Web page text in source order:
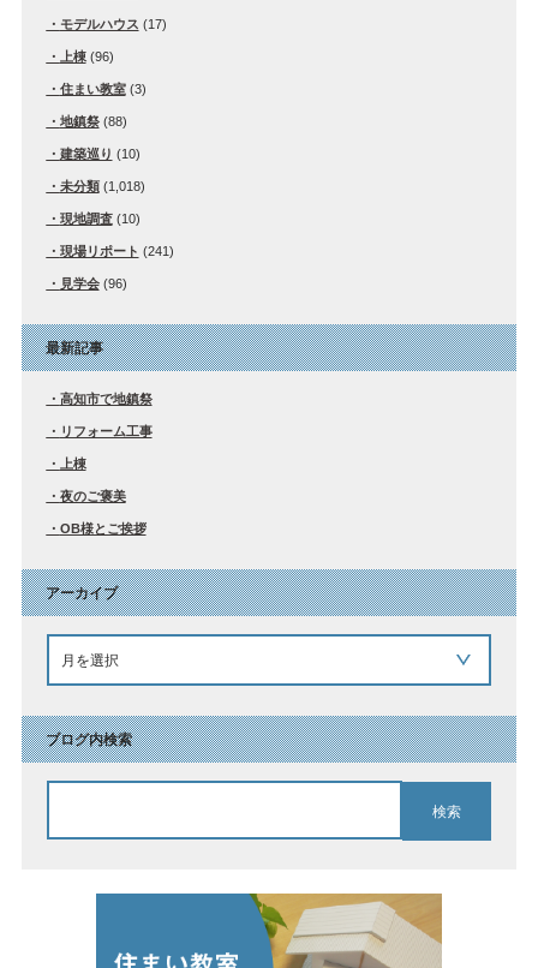
モデルハウス (17)
上棟(96)
住まい教室(3)
地鎮祭(88)
建築巡り (10)
未分類(1,018)
現地調査(10)
現場リポート (241)
見学会(96)
最新記事
高知市で地鎮祭
リフォーム工事
上棟
夜のご褒美
OB様とご挨拶
アーカイブ
ブログ内検索